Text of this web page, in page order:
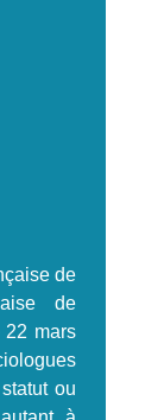
de
de
22 mars
ou